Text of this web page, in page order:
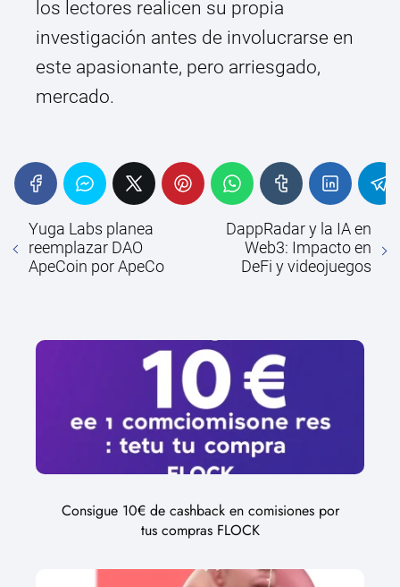
los lectores realicen su propia
investigación antes de involucrarse en
este apasionante, pero arriesgado,
mercado.
Yuga Labs planea
reemplazar DAO
ApeCoin por ApeCo
DappRadar y la IA en
Web3: Impacto en
DeFi y videojuegos
Consigue 10€ de cashback en comisiones por
tus compras FLOCK